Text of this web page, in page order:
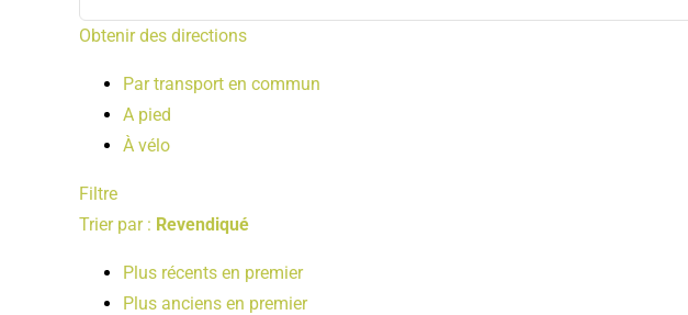
Obtenir des directions
Par transport en commun
A pied
À vélo
Filtre
Trier par : Revendiqué
Plus récents en premier
Plus anciens en premier